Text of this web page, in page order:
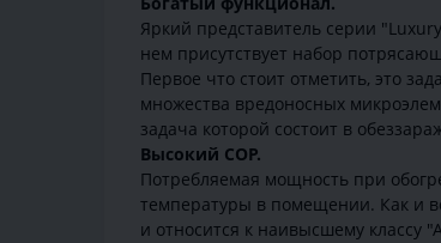
Яркий представитель серии
нем присутствует набор
Первое что стоит отметить, это
множества вредоносных
задача которой состоит в
Высокий СОР.
Потребляемая мощность при
температуры в помещении. Как и
и относится к наивысшему классу